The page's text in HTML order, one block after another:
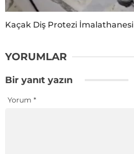
Kaçak Diş Protezi
YORUMLAR
Bir yanıt yazın
Yorum *